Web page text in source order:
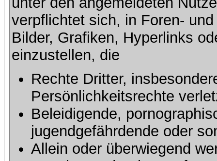
verpflichtet sich, in Foren-
Bilder, Grafiken, Hyperlinks
einzustellen, die
Rechte Dritter,
Persönlichkeitsrechte
Beleidigende,
jugendgefährdende oder
Allein oder überwiegend